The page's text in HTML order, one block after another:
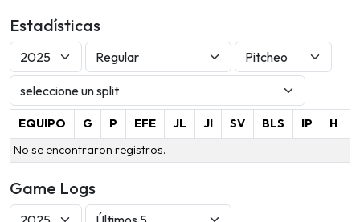
Estadísticas
EQUIPO G P EFE JL JI SV BLS IP H
No se encontraron registros.
Game Logs